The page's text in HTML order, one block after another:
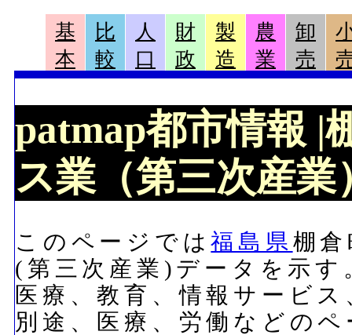
基
本
比
較
人
口
財
政
製
造
農
業
卸
売
patmap都市情報 |
ス業（第三次産業
このページでは福島県 棚
(第三次産業)データを示
医療、教育、情報サービ
別途、医療、労働などの